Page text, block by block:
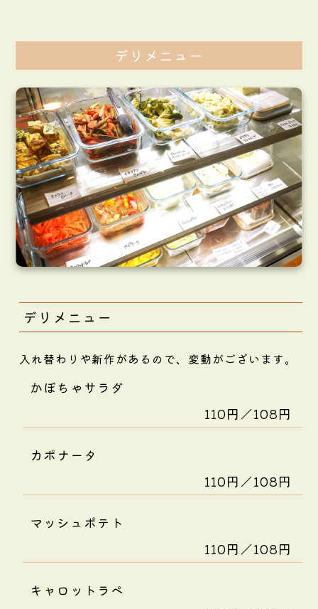
デリメニュー
デリメニュー
入れ替わりや新作があるので、変動がございます。
かぼちゃサラダ
110円／108円
カポナータ
110円／108円
マッシュポテト
110円／108円
キャロットラペ